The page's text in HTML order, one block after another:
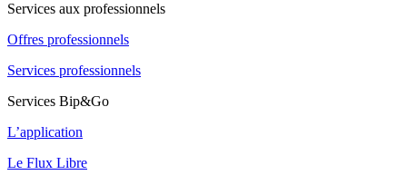
Services aux professionnels
Offres professionnels
Services professionnels
Services Bip&Go
L’application
Le Flux Libre